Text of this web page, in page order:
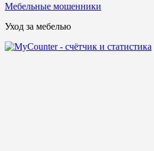
Мебельные мошенники
Уход за мебелью